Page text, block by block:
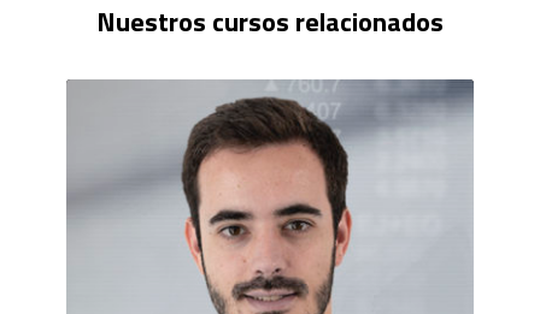
Nuestros cursos relacionados